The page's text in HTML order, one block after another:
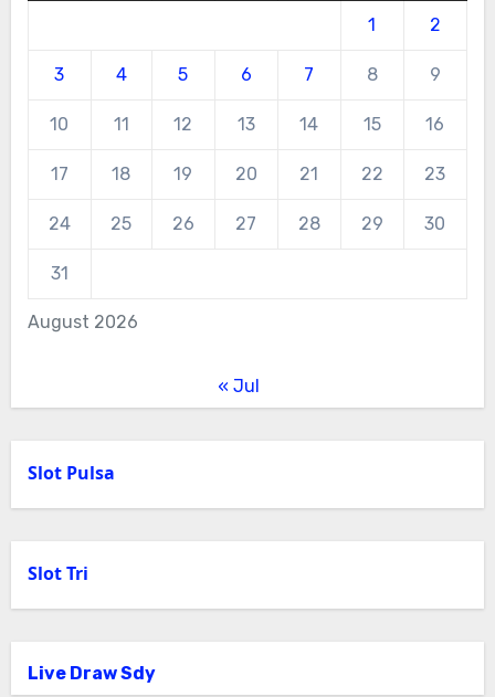
August 2026
1 2
3 4 5 6 7 8 9
10 11 12 13 14 15 16
17 18 19 20 21 22 23
24 25 26 27 28 29 30
31
« Jul
Slot Pulsa
Slot Tri
Live Draw Sdy